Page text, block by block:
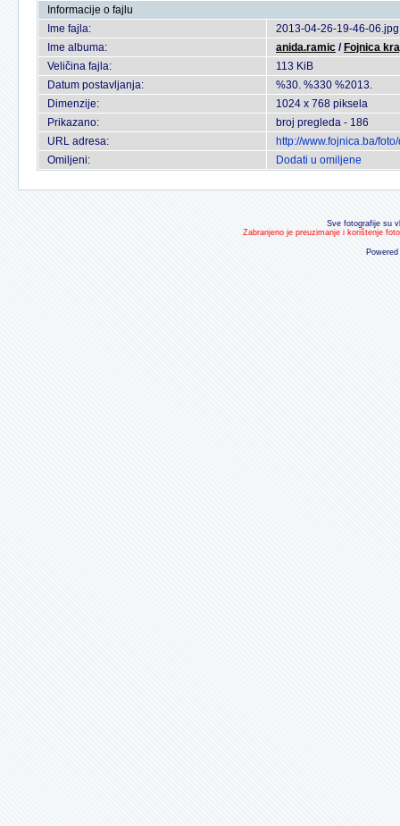
Informacije o fajlu
Ime fajla:
2013-04-26-19-46-06.jpg
Ime albuma:
anida.ramic / Fojnica
Veličina fajla:
113 KiB
Datum postavljanja:
%30. %330 %2013.
Dimenzije:
1024 x 768 piksela
Prikazano:
broj pregleda - 186
URL adresa:
http://www.fojnica.ba/
Omiljeni:
Dodati u omiljene
Sve fotografije su
Zabranjeno je preuzimanje i korištenje